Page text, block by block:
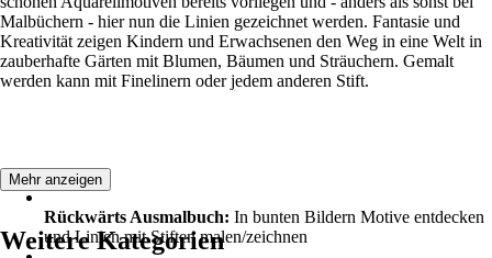
Malbüchern - hier nun die Linien gezeichnet werden. Fantasie und
Kreativität zeigen Kindern und Erwachsenen den Weg in eine Welt in
zauberhafte Gärten mit Blumen, Bäumen und Sträuchern. Gemalt
werden kann mit Finelinern oder jedem anderen Stift.
Rückwärts Ausmalbuch: In bunten Bildern Motive entdecken
und Linien mit Stiften malen/zeichnen
Mehr anzeigen
Weitere Kategorien